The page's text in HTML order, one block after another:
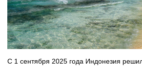
С 1 сентября 2025 года Индонезия